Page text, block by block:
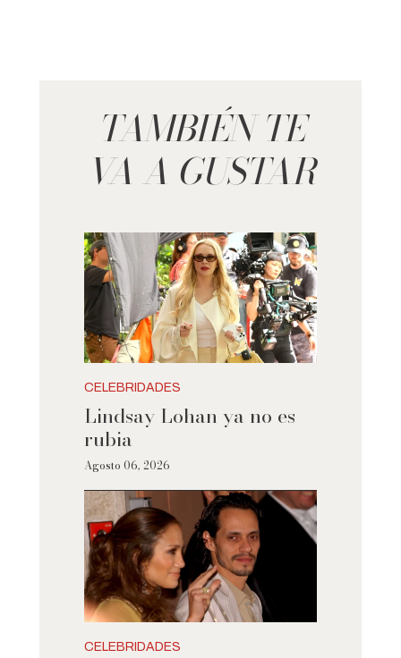
TAMBIÉN TE
VA A GUSTAR
CELEBRIDADES
Lindsay Lohan ya no es
rubia
Agosto 06, 2026
CELEBRIDADES